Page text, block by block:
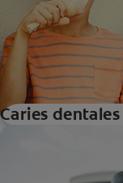
Caries dentales